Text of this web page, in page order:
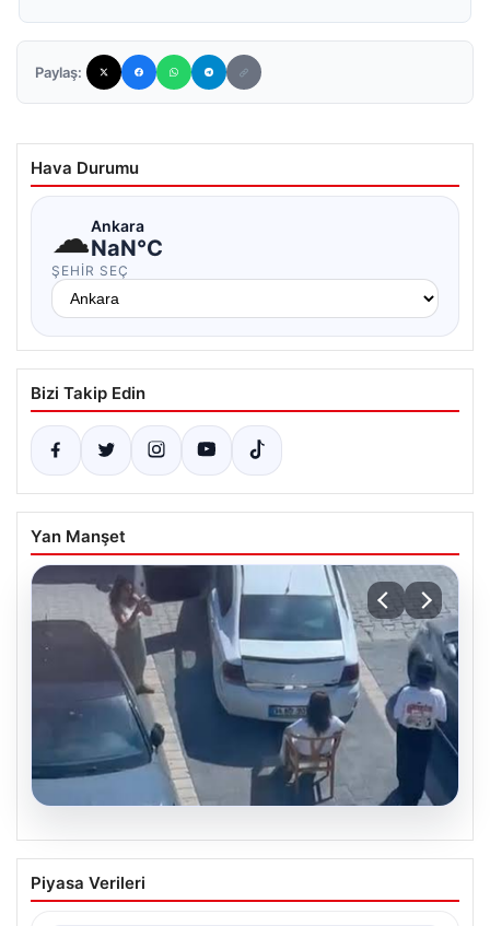
Paylaş:
Hava Durumu
☁Ankara
NaN°C
ŞEHIR SEÇ
Bizi Takip Edin
Yan Manşet
05.08.2026
Yalova’da İlginç Olay: Sandalye Engel
Olunca Araç Park Etmedi
Piyasa Verileri